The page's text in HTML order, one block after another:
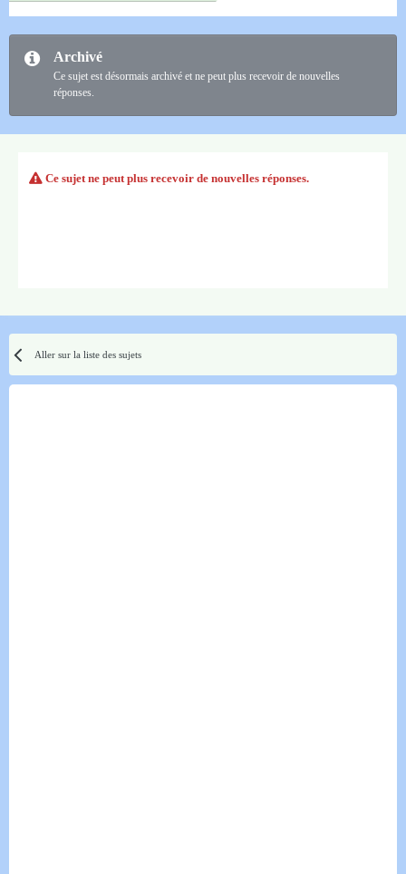
Archivé
Ce sujet est désormais archivé et ne peut plus recevoir de nouvelles
réponses.
Ce sujet ne peut plus recevoir de nouvelles réponses.
Aller sur la liste des sujets